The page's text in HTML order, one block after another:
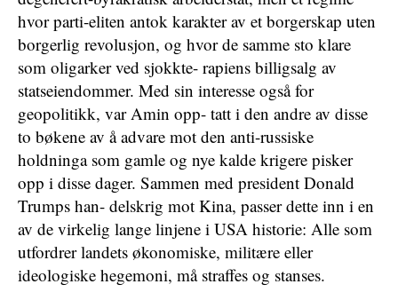
hvor parti-eliten antok karakter av et borgerskap uten
borgerlig revolusjon, og hvor de samme sto klare
som oligarker ved sjokkte- rapiens billigsalg av
statseiendommer. Med sin interesse også for
geopolitikk, var Amin opp- tatt i den andre av disse
to bøkene av å advare mot den anti-russiske
holdninga som gamle og nye kalde krigere pisker
opp i disse dager. Sammen med president Donald
Trumps han- delskrig mot Kina, passer dette inn i en
av de virkelig lange linjene i USA historie: Alle som
utfordrer landets økonomiske, militære eller
ideologiske hegemoni, må straffes og stanses.